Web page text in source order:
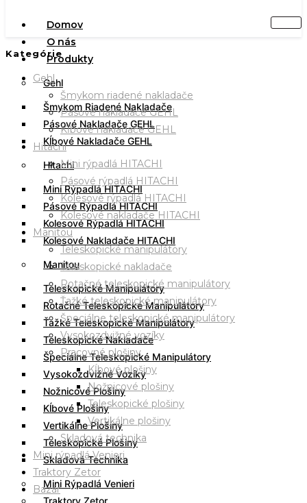
Domov
O nás
Produkty
Gehl
Šmykom Riadené Nakladače
Pásové Nakladače GEHL
Kĺbové Nakladače GEHL
Hitachi
Mini Rýpadlá HITACHI
Pásové Rýpadlá HITACHI
Kolesové Rýpadlá HITACHI
Kolesové Nakladače HITACHI
Manitou
Teleskopické Manipulátory
Rotačné Teleskopické Manipulátory
Ťažké Teleskopické Manipulátory
Teleskopické Nakladače
Špeciálne Teleskopické Manipulátory
Vysokozdvižné Vozíky
Nožnicové Plošiny
Kĺbové Plošiny
Vertikálne Plošiny
Teleskopické Plošiny
Skladová Technika
Mini Rýpadlá Venieri
Kategórie
Gehl
Šmykom riadené nakladače
Pásové nakladače GEHL
Kĺbové nakladače GEHL
Hitachi
Mini rýpadlá HITACHI
Pásové rýpadlá HITACHI
Kolesové rýpadlá HITACHI
Kolesové nakladače HITACHI
Manitou
Teleskopické manipulátory
Teleskopické nakladače
Rotačné teleskopické manipulátory
Ťažké teleskopické manipulátory
Špeciálne teleskopické manipulátory
Vysokozdvižné vozíky
Pracovné plošiny
Kĺbové plošiny
Nožnicové plošiny
Teleskopické plošiny
Vertikálne plošiny
Skladová technika
Mini rýpadlá Venieri
Traktory Zetor
Bazár